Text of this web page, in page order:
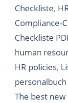
Checkliste,
Compliance-
Checkliste
human
HR policies,
The best